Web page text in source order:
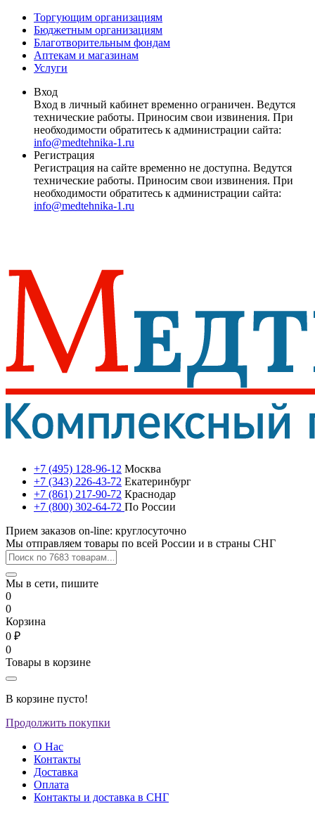
Торгующим организациям
Бюджетным организациям
Благотворительным фондам
Аптекам и магазинам
Услуги
Вход
Вход в личный кабинет временно ограничен. Ведутся
технические работы. Приносим свои извинения. При
необходимости обратитесь к администрации сайта:
info@medtehnika-1.ru
Регистрация
Регистрация на сайте временно не доступна. Ведутся
технические работы. Приносим свои извинения. При
необходимости обратитесь к администрации сайта:
info@medtehnika-1.ru
+7 (495) 128-96-12 Москва
+7 (343) 226-43-72 Екатеринбург
+7 (861) 217-90-72 Краснодар
+7 (800) 302-64-72 По России
Прием заказов on-line: круглосуточно
Мы отправляем товары по всей России и в страны СНГ
Мы в сети, пишите
0
0
Корзина
0 ₽
0
Товары в корзине
В корзине пусто!
Продолжить покупки
О Нас
Контакты
Доставка
Оплата
Контакты и доставка в СНГ